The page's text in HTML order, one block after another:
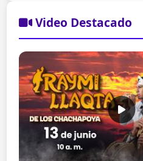
Video Destacado